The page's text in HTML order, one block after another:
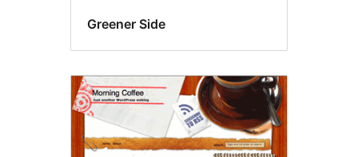
Greener Side